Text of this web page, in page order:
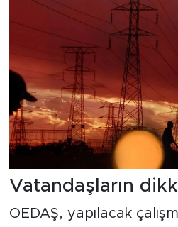
Vatandaşların
OEDAŞ, yapılacak